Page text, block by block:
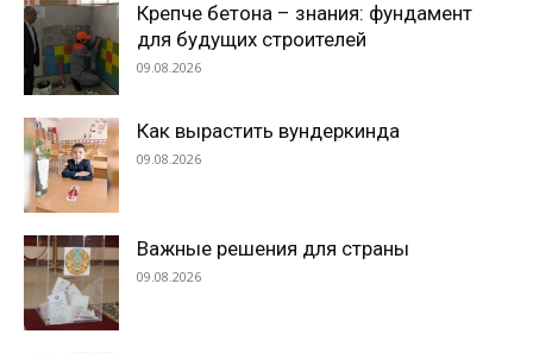
Крепче бетона – знания: фундамент
для будущих строителей
09.08.2026
Как вырастить вундеркинда
09.08.2026
Важные решения для страны
09.08.2026